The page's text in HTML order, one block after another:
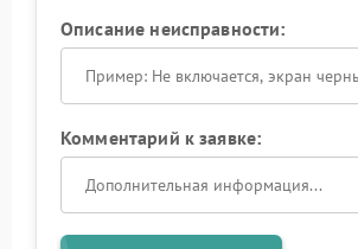
Описание неисправности:
Комментарий к заявке: